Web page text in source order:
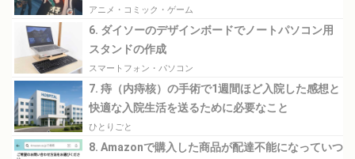
てみる
アニメ・コミック・ゲーム
6. ダイソーのデザインボードでノートパソコン用
スタンドの作成
スマートフォン・パソコン
7. 痔（内痔核）の手術で1週間ほど入院した感想と
快適な入院生活を送るために必要なこと
ひとりごと
8. Amazonで購入した商品が配達不能になっていつ